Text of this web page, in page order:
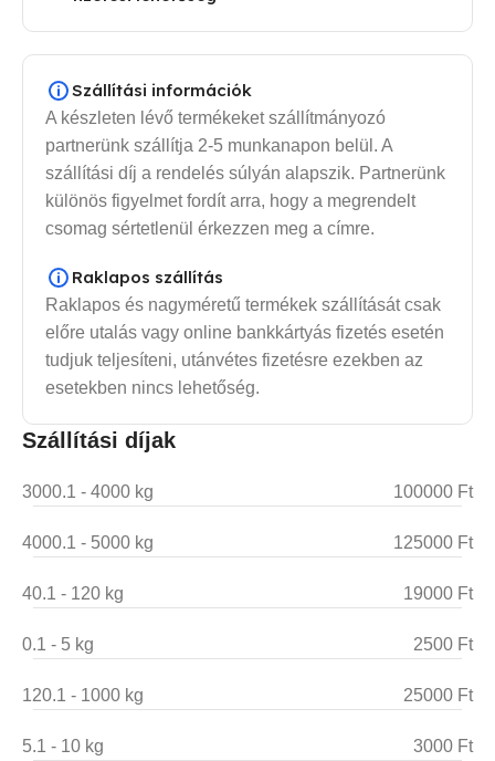
Szállítási információk
A készleten lévő termékeket szállítmányozó
partnerünk szállítja 2-5 munkanapon belül. A
szállítási díj a rendelés súlyán alapszik. Partnerünk
különös figyelmet fordít arra, hogy a megrendelt
csomag sértetlenül érkezzen meg a címre.
Raklapos szállítás
Raklapos és nagyméretű termékek szállítását csak
előre utalás vagy online bankkártyás fizetés esetén
tudjuk teljesíteni, utánvétes fizetésre ezekben az
esetekben nincs lehetőség.
Szállítási díjak
3000.1 - 4000 kg 100000 Ft
4000.1 - 5000 kg 125000 Ft
40.1 - 120 kg 19000 Ft
0.1 - 5 kg 2500 Ft
120.1 - 1000 kg 25000 Ft
5.1 - 10 kg 3000 Ft